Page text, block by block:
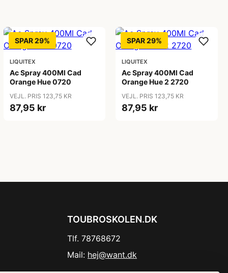
SPAR 29%
LIQUITEX
Ac Spray 400Ml Cad
Orange Hue 0720
VEJL. PRIS 123,75 KR
87,95 kr
SPAR 29%
LIQUITEX
Ac Spray 400Ml Cad
Orange Hue 2 2720
VEJL. PRIS 123,75 KR
87,95 kr
TOUBROSKOLEN.DK
Tlf. 78768672
Mail: hej@want.dk